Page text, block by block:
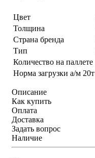
Цвет
Толщина
Страна бренда
Тип
Количество на паллете
Норма загрузки а/м 20т
Описание
Как купить
Оплата
Доставка
Задать вопрос
Наличие